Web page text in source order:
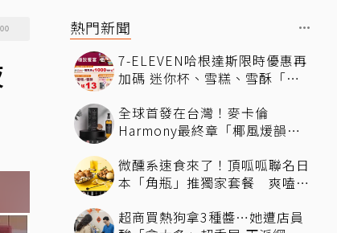
熱門新聞
7-ELEVEN哈根達斯限時優惠再
加碼 迷你杯、雪糕、雪酥「買
全球首發在台灣！麥卡倫
Harmony最終章「椰風煖韻」
微醺系速食來了！頂呱呱聯名日
本「角瓶」推獨家套餐 爽嗑
超商買熱狗拿3種醬…她遭店員